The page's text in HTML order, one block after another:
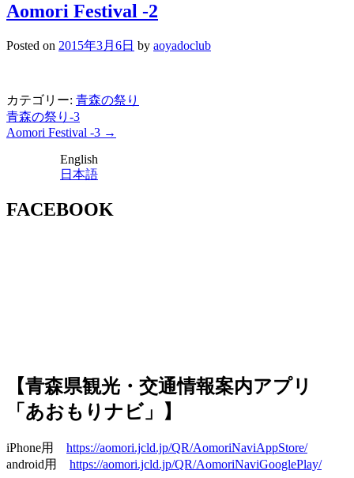
シ
ン
Aomori Festival -2
Posted on 2015年3月6日 by aoyadoclub
カテゴリー: 青森の祭り
投
稿
シ
青森の祭り-3
Aomori Festival -3 →
English
日本語
FACEBOOK
【青森県観光・交通情報案内アプリ
「あおもりナビ」】
iPhone用 https://aomori.jcld.jp/QR/AomoriNaviAppStore/
android用 https://aomori.jcld.jp/QR/AomoriNaviGooglePlay/